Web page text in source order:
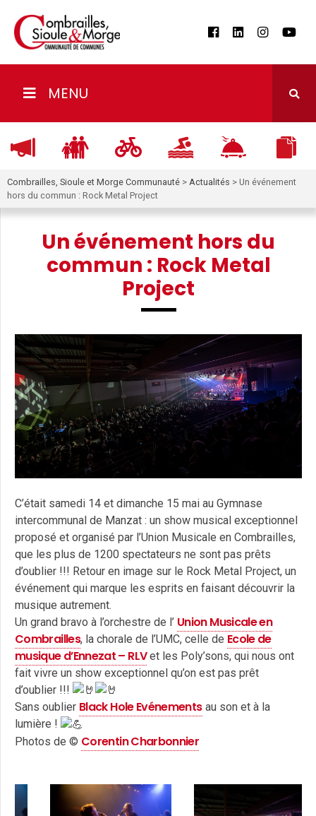
MENU
Combrailles, Sioule et Morge Communauté > Actualités > Un événement
hors du commun : Rock Metal Project
Un événement hors du
commun : Rock Metal
Project
C’était samedi 14 et dimanche 15 mai au Gymnase
intercommunal de Manzat : un show musical exceptionnel
proposé et organisé par l’Union Musicale en Combrailles,
que les plus de 1200 spectateurs ne sont pas prêts
d’oublier !!! Retour en image sur le Rock Metal Project, un
événement qui marque les esprits en faisant découvrir la
musique autrement.
Un grand bravo à l’orchestre de l’ Union Musicale en
Combrailles, la chorale de l’UMC, celle de Ecole de
musique d’Ennezat – RLVet les Poly’sons, qui nous ont
fait vivre un show exceptionnel qu’on est pas prêt
d’oublier !!!
Sans oublier Black Hole Evénementsau son et à la
lumière !
Photos de © Corentin Charbonnier